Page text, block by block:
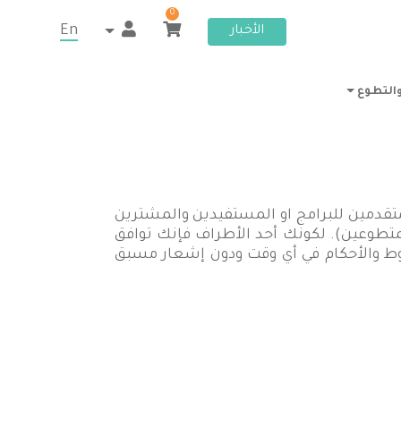
الأخبار
0
En
والتطوع
للبرامج او المستفيدين والمشترين
لكونك أحد الأطراف فإنك توافق
والأحكام في أي وقت ودون إشعار مسبق